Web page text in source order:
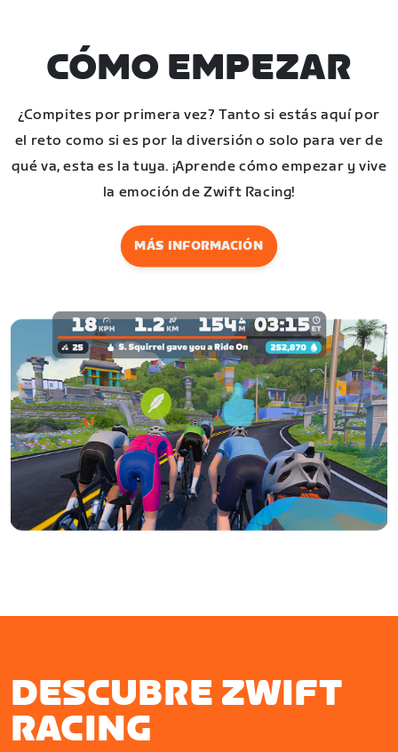
CÓMO EMPEZAR
¿Compites por primera vez? Tanto si estás aquí por
el reto como si es por la diversión o solo para ver de
qué va, esta es la tuya. ¡Aprende cómo empezar y vive
la emoción de Zwift Racing!
MÁS INFORMACIÓN
DESCUBRE ZWIFT
RACING